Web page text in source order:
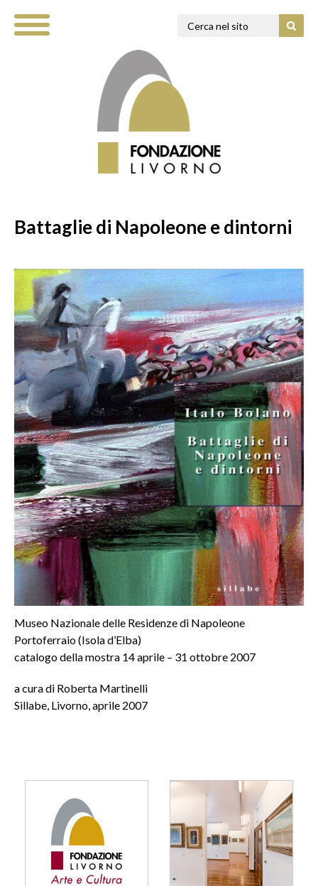
Battaglie di Napoleone e dintorni
Museo Nazionale delle Residenze di Napoleone
Portoferraio (Isola d’Elba)
catalogo della mostra 14 aprile – 31 ottobre 2007
a cura di Roberta Martinelli
Sillabe, Livorno, aprile 2007